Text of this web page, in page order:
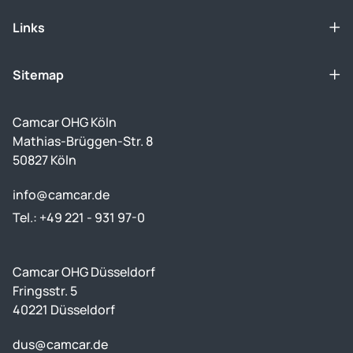
Links
Sitemap
Camcar OHG Köln
Mathias-Brüggen-Str. 8
50827 Köln
info@camcar.de
Tel.: +49 221 - 931 97-0
Camcar OHG Düsseldorf
Fringsstr. 5
40221 Düsseldorf
dus@camcar.de